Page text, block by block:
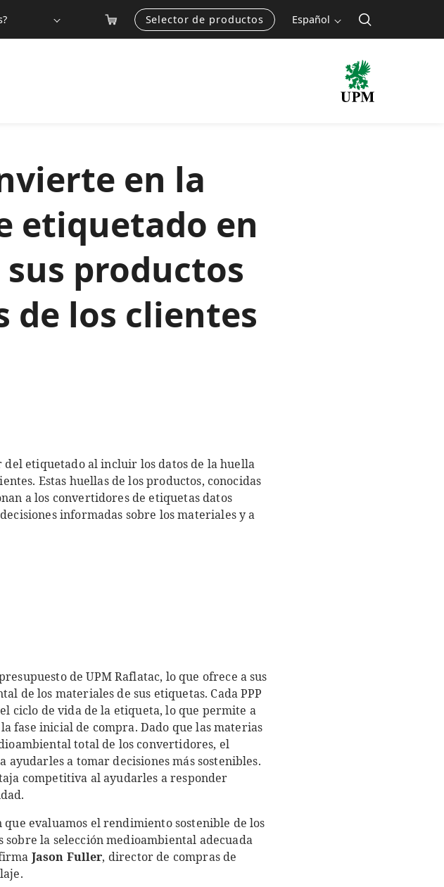
Selector de productos Español
en la
etiquetado en
productos
de los clientes
del etiquetado al incluir los datos de la huella
Estas huellas de los productos, conocidas
a los convertidores de etiquetas datos
informadas sobre los materiales y a
de UPM Raflatac, lo que ofrece a sus
de los materiales de sus etiquetas. Cada PPP
ciclo de vida de la etiqueta, lo que permite a
fase inicial de compra. Dado que las materias
total de los convertidores, el
a tomar decisiones más sostenibles.
competitiva al ayudarles a responder
evaluamos el rendimiento sostenible de los
la selección medioambiental adecuada
Jason Fuller, director de compras de